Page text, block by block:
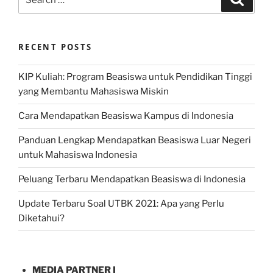
for:
RECENT POSTS
KIP Kuliah: Program Beasiswa untuk Pendidikan Tinggi
yang Membantu Mahasiswa Miskin
Cara Mendapatkan Beasiswa Kampus di Indonesia
Panduan Lengkap Mendapatkan Beasiswa Luar Negeri
untuk Mahasiswa Indonesia
Peluang Terbaru Mendapatkan Beasiswa di Indonesia
Update Terbaru Soal UTBK 2021: Apa yang Perlu
Diketahui?
MEDIA PARTNER I